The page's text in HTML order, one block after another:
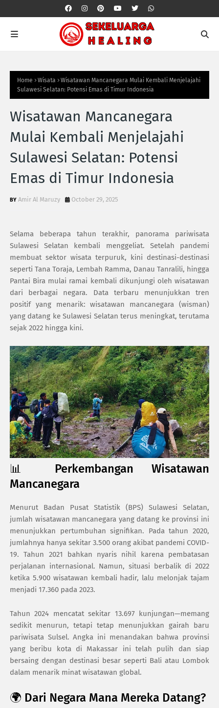
Home Wisata
Wisatawan Mancanegara Mulai Kembali Menjelajahi
Sulawesi Selatan: Potensi Emas di Timur Indonesia
Wisatawan Mancanegara
Mulai Kembali Menjelajahi
Sulawesi Selatan: Potensi
Emas di Timur Indonesia
Amir Al Maruzy October 29, 2025
Selama beberapa tahun terakhir, panorama pariwisata
Sulawesi Selatan kembali menggeliat. Setelah pandemi
membuat sektor wisata terpuruk, kini destinasi-destinasi
seperti Tana Toraja, Lembah Ramma, Danau Tanralili, hingga
Pantai Bira mulai ramai kembali dikunjungi oleh wisatawan
dari berbagai negara. Data terbaru menunjukkan tren
positif yang menarik: wisatawan mancanegara (wisman)
yang datang ke Sulawesi Selatan terus meningkat, terutama
sejak 2022 hingga kini.
📊 Perkembangan Wisatawan
Mancanegara
Menurut Badan Pusat Statistik (BPS) Sulawesi Selatan,
jumlah wisatawan mancanegara yang datang ke provinsi ini
menunjukkan pertumbuhan signifikan. Pada tahun 2020,
jumlahnya hanya sekitar 3.500 orang akibat pandemi COVID-
19. Tahun 2021 bahkan nyaris nihil karena pembatasan
perjalanan internasional. Namun, situasi berbalik di 2022
ketika 5.900 wisatawan kembali hadir, lalu melonjak tajam
menjadi 17.360 pada 2023.
Tahun 2024 mencatat sekitar 13.697 kunjungan—memang
sedikit menurun, tetapi tetap menunjukkan gairah baru
pariwisata Sulsel. Angka ini menandakan bahwa provinsi
yang beribu kota di Makassar ini telah pulih dan siap
bersaing dengan destinasi besar seperti Bali atau Lombok
dalam menarik minat wisatawan global.
🌍 Dari Negara Mana Mereka Datang?